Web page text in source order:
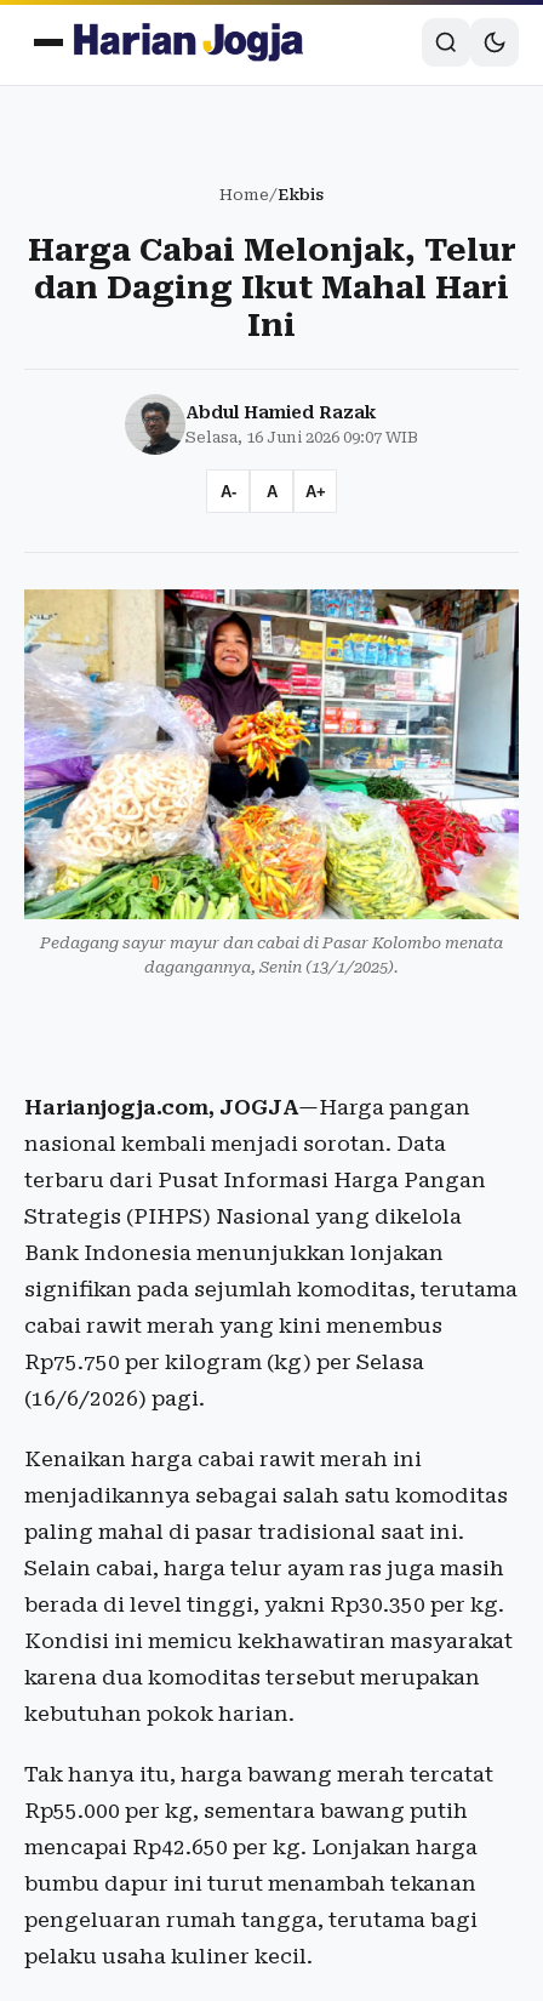
Home/Ekbis
Harga Cabai Melonjak, Telur
dan Daging Ikut Mahal Hari
Ini
Abdul Hamied Razak
Selasa, 16 Juni 2026 09:07 WIB
A- A A+
Pedagang sayur mayur dan cabai di Pasar Kolombo menata
dagangannya, Senin (13/1/2025).
Harianjogja.com, JOGJA—Harga pangan
nasional kembali menjadi sorotan. Data
terbaru dari Pusat Informasi Harga Pangan
Strategis (PIHPS) Nasional yang dikelola
Bank Indonesia menunjukkan lonjakan
signifikan pada sejumlah komoditas, terutama
cabai rawit merah yang kini menembus
Rp75.750 per kilogram (kg) per Selasa
(16/6/2026) pagi.
Kenaikan harga cabai rawit merah ini
menjadikannya sebagai salah satu komoditas
paling mahal di pasar tradisional saat ini.
Selain cabai, harga telur ayam ras juga masih
berada di level tinggi, yakni Rp30.350 per kg.
Kondisi ini memicu kekhawatiran masyarakat
karena dua komoditas tersebut merupakan
kebutuhan pokok harian.
Tak hanya itu, harga bawang merah tercatat
Rp55.000 per kg, sementara bawang putih
mencapai Rp42.650 per kg. Lonjakan harga
bumbu dapur ini turut menambah tekanan
pengeluaran rumah tangga, terutama bagi
pelaku usaha kuliner kecil.